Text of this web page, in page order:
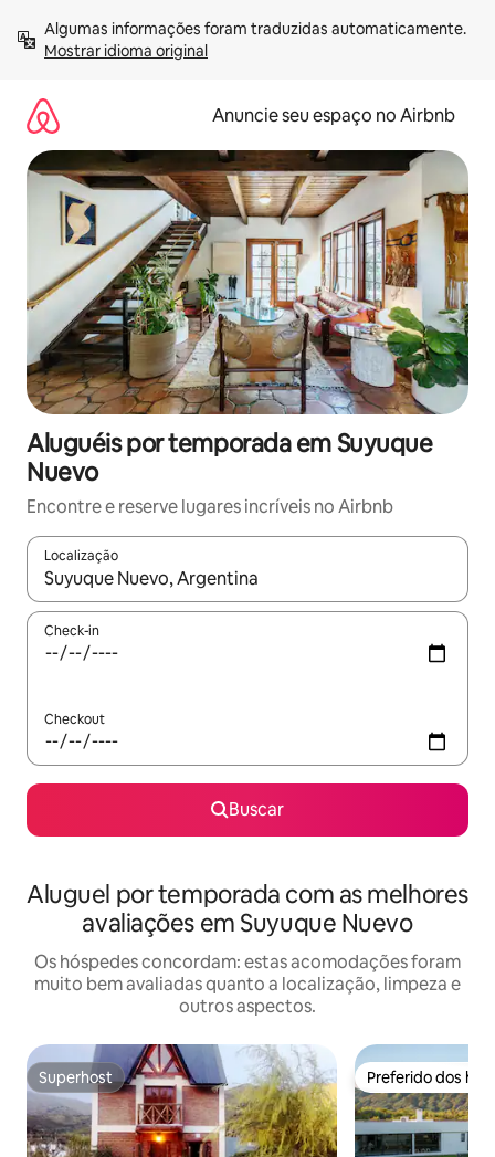
para
Mostrar idioma original
Anuncie seu espaço no Airbnb
Aluguéis por temporada em Suyuque
Nuevo
Encontre e reserve lugares incríveis no Airbnb
Localização
Quando os resultados estiverem disponíveis, explore-os
Check-in
Checkout
Buscar
Aluguel por temporada com as melhores
avaliações em Suyuque Nuevo
Os hóspedes concordam: estas acomodações foram
muito bem avaliadas quanto a localização, limpeza e
outros aspectos.
Superhost
Superhost Preferido dos
Preferido dos